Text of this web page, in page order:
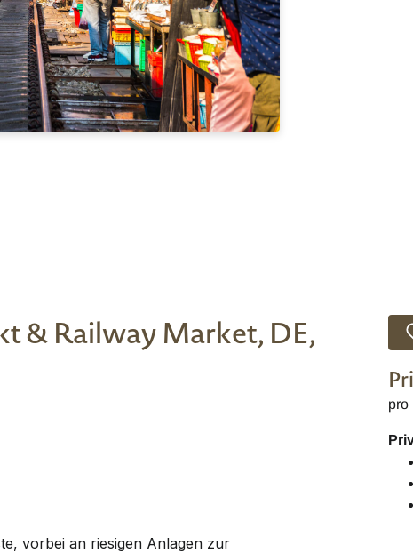
& Railway Market, DE,
vorbei an riesigen Anlagen zur
pro